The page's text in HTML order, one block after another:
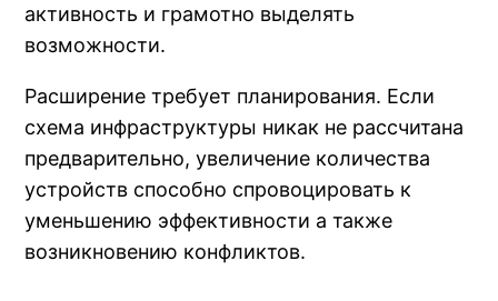
активность и грамотно выделять
возможности.
Расширение требует планирования. Если
схема инфраструктуры никак не рассчитана
предварительно, увеличение количества
устройств способно спровоцировать к
уменьшению эффективности а также
возникновению конфликтов.